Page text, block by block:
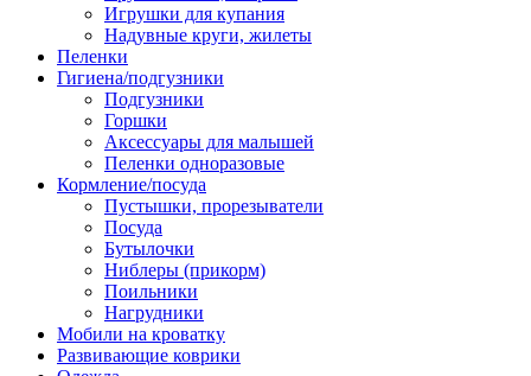
Игрушки для купания
Надувные круги, жилеты
Пеленки
Гигиена/подгузники
Подгузники
Горшки
Аксессуары для малышей
Пеленки одноразовые
Кормление/посуда
Пустышки, прорезыватели
Посуда
Бутылочки
Ниблеры (прикорм)
Поильники
Нагрудники
Мобили на кроватку
Развивающие коврики